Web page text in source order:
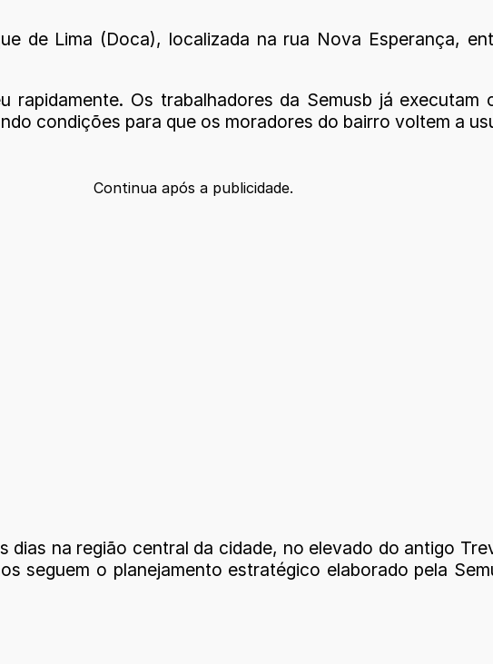
de Lima (Doca), localizada na rua Nova Esperança,
Os trabalhadores da Semusb já executam
condições para que os moradores do bairro voltem a
Continua após a publicidade.
na região central da cidade, no elevado do antigo
seguem o planejamento estratégico elaborado pela